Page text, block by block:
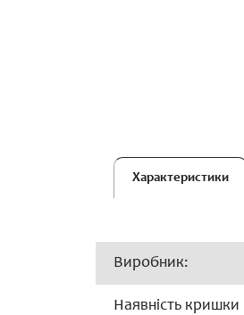
Характеристики
Виробник:
Наявність кришки